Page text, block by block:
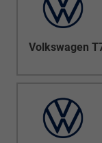
Volkswagen